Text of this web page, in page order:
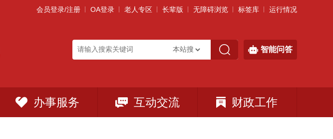
会员登录/注册 OA登录 老人专区 长辈版 无障碍浏览 标签库 运行情况
智能问答
办事服务 互动交流 财政工作